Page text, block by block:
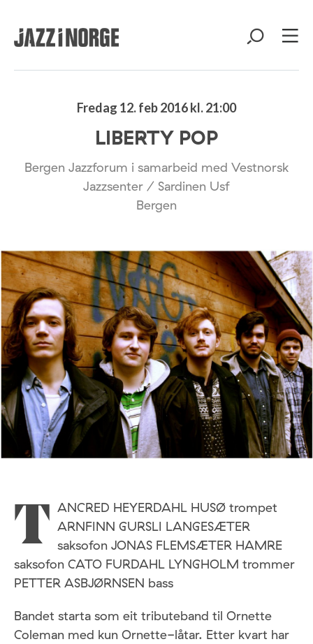
Fredag 12. feb 2016 kl. 21:00
LIBERTY POP
Bergen Jazzforum i samarbeid med Vestnorsk
Jazzsenter / Sardinen Usf
Bergen
T ANCRED HEYERDAHL HUSØ trompet
ARNFINN GURSLI LANGESÆTER
saksofon JONAS FLEMSÆTER HAMRE
saksofon CATO FURDAHL LYNGHOLM trommer
PETTER ASBJØRNSEN bass
Bandet starta som eit tributeband til Ornette
Coleman med kun Ornette-låtar. Etter kvart har